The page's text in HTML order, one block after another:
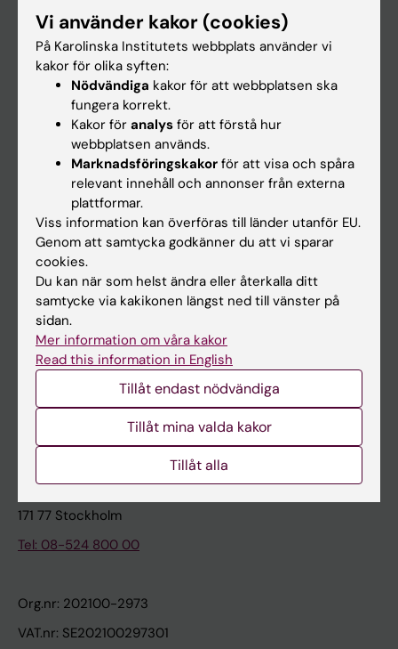
Ladok
Canvas
Schema
Studentmejlen
Kurs- och programwebbar
Student på KI
Medarbetare
Medarbetarportalen
Kontakta och besök KI
Universitetsbiblioteket
Stöd forskning och utbildning
Karolinska Institutet Innovation
Kontakta presstjänsten
Karolinska Institutet
171 77 Stockholm
Tel: 08-524 800 00
Org.nr: 202100-2973
VAT.nr: SE202100297301
Vi använder kakor (cookies)
På Karolinska Institutets webbplats använder vi
kakor för olika syften:
Nödvändiga kakor för att webbplatsen ska
fungera korrekt.
Kakor för analys för att förstå hur
webbplatsen används.
Marknadsföringskakor för att visa och spåra
relevant innehåll och annonser från externa
plattformar.
Viss information kan överföras till länder utanför EU.
Genom att samtycka godkänner du att vi sparar
cookies.
Du kan när som helst ändra eller återkalla ditt
samtycke via kakikonen längst ned till vänster på
sidan.
Mer information om våra kakor
Read this information in English
Tillåt endast nödvändiga
Tillåt mina valda kakor
Tillåt alla